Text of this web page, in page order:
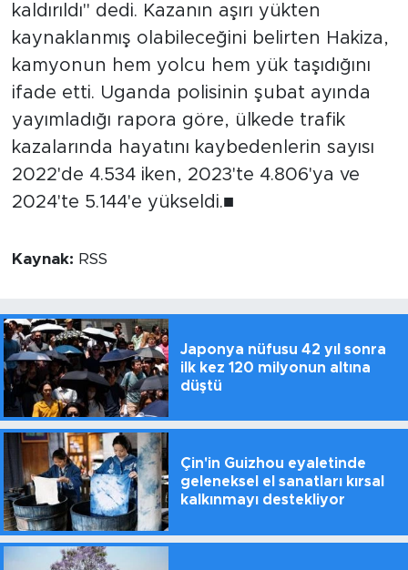
kaldırıldı" dedi. Kazanın aşırı yükten
kaynaklanmış olabileceğini belirten Hakiza,
kamyonun hem yolcu hem yük taşıdığını
ifade etti. Uganda polisinin şubat ayında
yayımladığı rapora göre, ülkede trafik
kazalarında hayatını kaybedenlerin sayısı
2022'de 4.534 iken, 2023'te 4.806'ya ve
2024'te 5.144'e yükseldi.■
Kaynak: RSS
Japonya nüfusu 42 yıl sonra
ilk kez 120 milyonun altına
düştü
Çin'in Guizhou eyaletinde
geleneksel el sanatları kırsal
kalkınmayı destekliyor